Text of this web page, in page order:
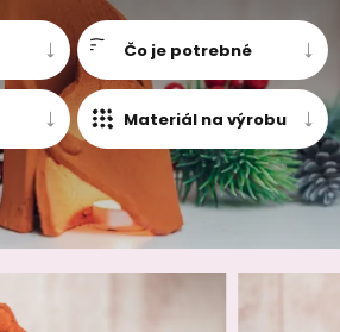
Čo je potrebné
Materiál na výrobu